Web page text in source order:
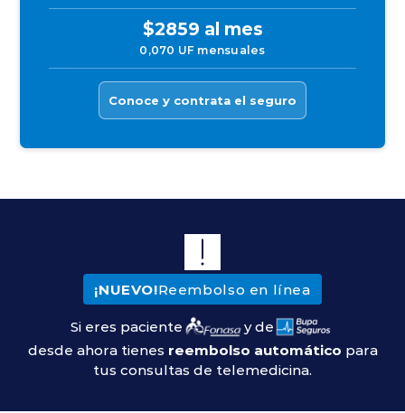
$2859 al mes
0,070 UF mensuales
Conoce y contrata el seguro
¡NUEVO!Reembolso en línea
Si eres paciente
y de
desde ahora tienes reembolso automático para
tus consultas de telemedicina.